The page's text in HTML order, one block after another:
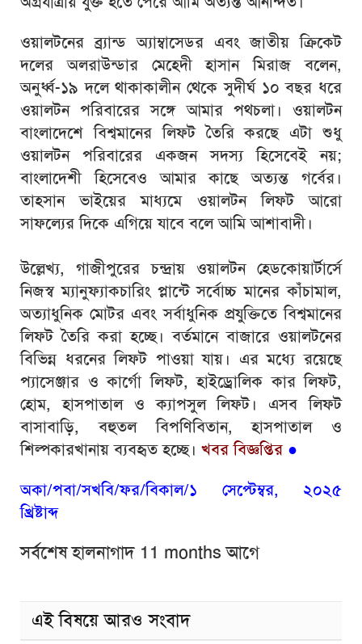
ওয়ালটনের ব্র্যান্ড অ্যাম্বাসেডর এবং জাতীয় ক্রিকেট
দলের অলরাউন্ডার মেহেদী হাসান মিরাজ বলেন,
অনুর্ধ্ব-১৯ দলে থাকাকালীন থেকে সুদীর্ঘ ১০ বছর ধরে
ওয়ালটন পরিবারের সঙ্গে আমার পথচলা। ওয়ালটন
বাংলাদেশে বিশ্বমানের লিফট তৈরি করছে এটা শুধু
ওয়ালটন পরিবারের একজন সদস্য হিসেবেই নয়;
বাংলাদেশী হিসেবেও আমার কাছে অত্যন্ত গর্বের।
তাহসান ভাইয়ের মাধ্যমে ওয়ালটন লিফট আরো
সাফল্যের দিকে এগিয়ে যাবে বলে আমি আশাবাদী।
উল্লেখ্য, গাজীপুরের চন্দ্রায় ওয়ালটন হেডকোয়ার্টার্সে
নিজস্ব ম্যানুফ্যাকচারিং প্লান্টে সর্বোচ্চ মানের কাঁচামাল,
অত্যাধুনিক মোটর এবং সর্বাধুনিক প্রযুক্তিতে বিশ্বমানের
লিফট তৈরি করা হচ্ছে। বর্তমানে বাজারে ওয়ালটনের
বিভিন্ন ধরনের লিফট পাওয়া যায়। এর মধ্যে রয়েছে
প্যাসেঞ্জার ও কার্গো লিফট, হাইড্রোলিক কার লিফট,
হোম, হাসপাতাল ও ক্যাপসুল লিফট। এসব লিফট
বাসাবাড়ি, বহুতল বিপণিবিতান, হাসপাতাল ও
শিল্পকারখানায় ব্যবহৃত হচ্ছে। খবর বিজ্ঞপ্তির ●
অকা/পবা/সখবি/ফর/বিকাল/১ সেপ্টেম্বর, ২০২৫
খ্রিষ্টাব্দ
সর্বশেষ হালনাগাদ 11 months আগে
এই বিষয়ে আরও সংবাদ